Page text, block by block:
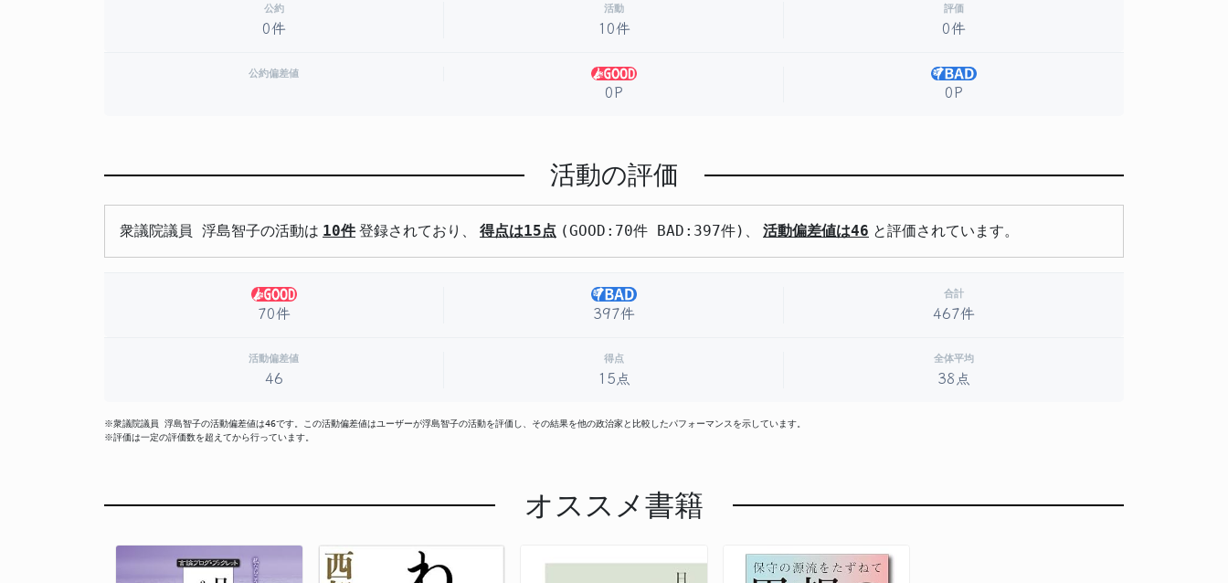
公約
0件
活動
10件
評価
0件
公約偏差値
0P 0P
活動の評価
衆議院議員 浮島智子の活動は 10件 登録されており、 得点は15点 (GOOD:70件 BAD:397件)、 活動偏差値は46 と評価されています。
70件 397件
合計
467件
活動偏差値
46
得点
15点
全体平均
38点
※衆議院議員 浮島智子の活動偏差値は46です。この活動偏差値はユーザーが浮島智子の活動を評価し、その結果を他の政治家と比較したパフォーマンスを示しています。
※評価は一定の評価数を超えてから行っています。
オススメ書籍